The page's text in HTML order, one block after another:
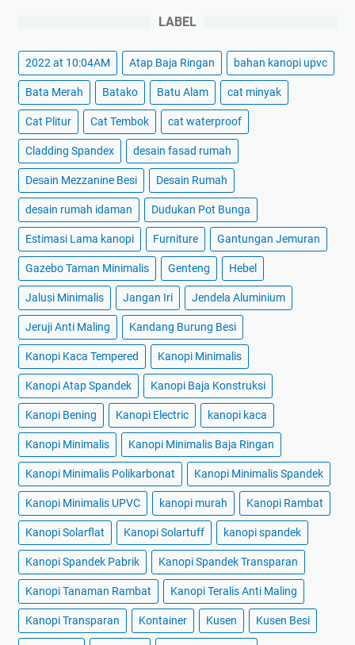
LABEL
2022 at 10:04AM Atap Baja Ringan bahan kanopi upvc
Bata Merah Batako Batu Alam cat minyak
Cat Plitur Cat Tembok cat waterproof
Cladding Spandex desain fasad rumah
Desain Mezzanine Besi Desain Rumah
desain rumah idaman Dudukan Pot Bunga
Estimasi Lama kanopi Furniture Gantungan Jemuran
Gazebo Taman Minimalis Genteng Hebel
Jalusi Minimalis Jangan Iri Jendela Aluminium
Jeruji Anti Maling Kandang Burung Besi
Kanopi Kaca Tempered Kanopi Minimalis
Kanopi Atap Spandek Kanopi Baja Konstruksi
Kanopi Bening Kanopi Electric kanopi kaca
Kanopi Minimalis Kanopi Minimalis Baja Ringan
Kanopi Minimalis Polikarbonat Kanopi Minimalis Spandek
Kanopi Minimalis UPVC kanopi murah Kanopi Rambat
Kanopi Solarflat Kanopi Solartuff kanopi spandek
Kanopi Spandek Pabrik Kanopi Spandek Transparan
Kanopi Tanaman Rambat Kanopi Teralis Anti Maling
Kanopi Transparan Kontainer Kusen Kusen Besi